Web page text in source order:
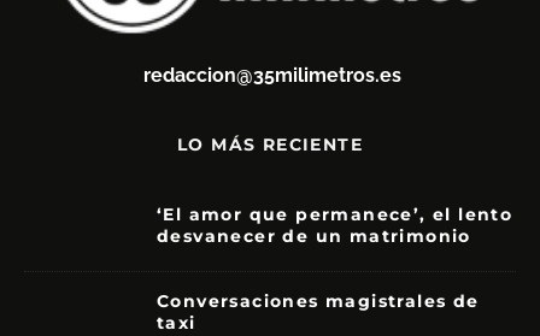
redaccion@35milimetros.es
LO MÁS RECIENTE
‘El amor que permanece’, el lento
desvanecer de un matrimonio
Conversaciones magistrales de
taxi